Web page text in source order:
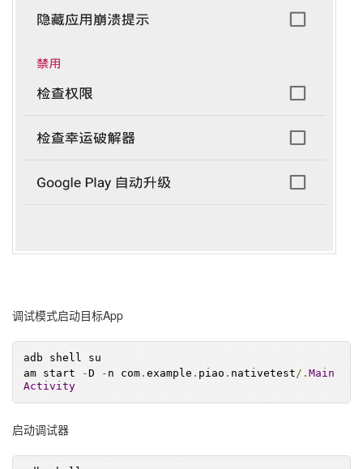
调试模式启动目标App
adb shell su
am start
-D - n com .example . piao . nativetest/.Main
Activity
启动调试器